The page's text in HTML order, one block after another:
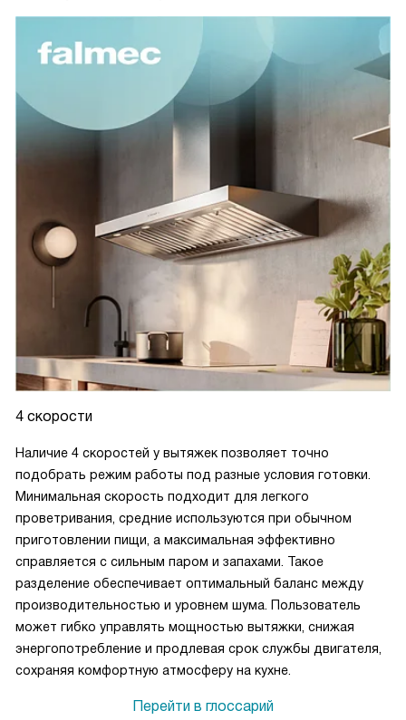
4 скорости
Наличие 4 скоростей у вытяжек позволяет точно
подобрать режим работы под разные условия готовки.
Минимальная скорость подходит для легкого
проветривания, средние используются при обычном
приготовлении пищи, а максимальная эффективно
справляется с сильным паром и запахами. Такое
разделение обеспечивает оптимальный баланс между
производительностью и уровнем шума. Пользователь
может гибко управлять мощностью вытяжки, снижая
энергопотребление и продлевая срок службы двигателя,
сохраняя комфортную атмосферу на кухне.
Перейти в глоссарий